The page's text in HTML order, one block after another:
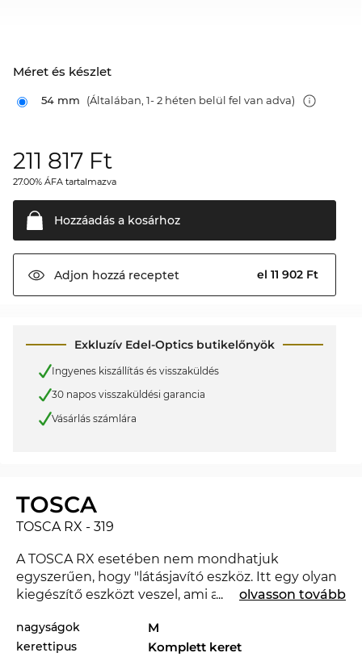
Méret és készlet
54 mm (Általában, 1- 2 héten belül fel van adva)
211 817 Ft
27.00% ÁFA tartalmazva
Hozzáadás a kosárhoz
Adjon hozzá receptet el 11 902 Ft
Exkluzív Edel-Optics butikelőnyök
Ingyenes kiszállítás és visszaküldés
30 napos visszaküldési garancia
Vásárlás számlára
TOSCA
TOSCA RX - 319
A TOSCA RX esetében nem mondhatjuk
egyszerűen, hogy "látásjavító eszköz. Itt egy olyan
kiegészítő eszközt veszel, ami a megjelenésedet
megmutathatod, hogy tisztában vagy a divattal. Az
újMYKITA
segítségével megmutathatod, hogy
... olvasson tovább
nagyságok M
kerettipus Komplett keret